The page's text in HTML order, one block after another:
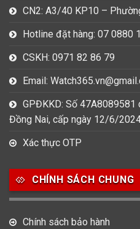
CN2: A3/40 KP10 –
Hotline đặt hàng: 07 0880
CSKH: 0971 82 86 79
Email:
GPĐKKD: Số 47A8089581
Đồng Nai, cấp ngày 12/6/
Xác thực OTP
CHÍNH SÁCH CHUNG
Chính sách bảo hành